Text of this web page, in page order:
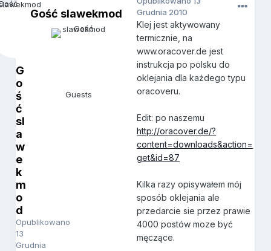
G
o
ś
ć
sl
a
w
e
k
m
o
d
Opublikowano
13
Grudnia
Gość slawekmod
Guests
Grudnia 2010
Klej jest aktywowany
termicznie, na
www.oracover.de jest
instrukcja po polsku do
oklejania dla każdego typu
oracoveru.
Edit: po naszemu
http://oracover.de/?
content=downloads&action=
get&id=87
Kilka razy opisywałem mój
sposób oklejania ale
przedarcie sie przez prawie
4000 postów moze być
męczące.